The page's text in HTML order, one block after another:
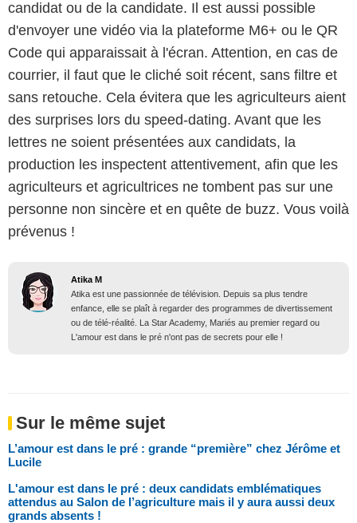
candidat ou de la candidate. Il est aussi possible
d'envoyer une vidéo via la plateforme M6+ ou le QR
Code qui apparaissait à l'écran. Attention, en cas de
courrier, il faut que le cliché soit récent, sans filtre et
sans retouche. Cela évitera que les agriculteurs aient
des surprises lors du speed-dating. Avant que les
lettres ne soient présentées aux candidats, la
production les inspectent attentivement, afin que les
agriculteurs et agricultrices ne tombent pas sur une
personne non sincère et en quête de buzz. Vous voilà
prévenus !
Atika M
Atika est une passionnée de télévision. Depuis sa plus tendre
enfance, elle se plaît à regarder des programmes de divertissement
ou de télé-réalité. La Star Academy, Mariés au premier regard ou
L'amour est dans le pré n'ont pas de secrets pour elle !
Sur le même sujet
L’amour est dans le pré : grande “première” chez Jérôme et
Lucile
L'amour est dans le pré : deux candidats emblématiques
attendus au Salon de l’agriculture mais il y aura aussi deux
grands absents !